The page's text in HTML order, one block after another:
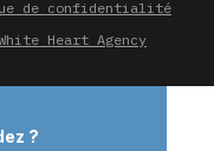
de confidentialité
Heart Agency
?